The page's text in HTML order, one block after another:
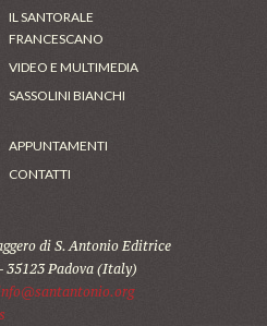
IL SANTORALE
FRANCESCANO
VIDEO E MULTIMEDIA
SASSOLINI BIANCHI
APPUNTAMENTI
CONTATTI
di S. Antonio Editrice
35123 Padova (Italy)